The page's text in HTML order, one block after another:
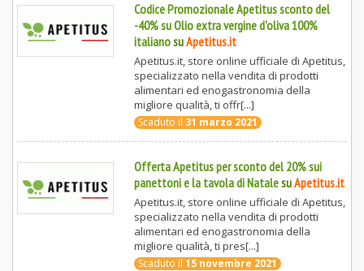
Codice Promozionale Apetitus sconto del
-40% su Olio extra vergine d'oliva 100%
italianosuApetitus.it
Apetitus.it, store online ufficiale di Apetitus,
specializzato nella vendita di prodotti
alimentari ed enogastronomia della
migliore qualità, ti offr[...]
Scaduto il 31 marzo 2021
Offerta Apetitus per sconto del 20% sui
panettoni e la tavola di NatalesuApetitus.it
Apetitus.it, store online ufficiale di Apetitus,
specializzato nella vendita di prodotti
alimentari ed enogastronomia della
migliore qualità, ti pres[...]
Scaduto il 15 novembre 2021